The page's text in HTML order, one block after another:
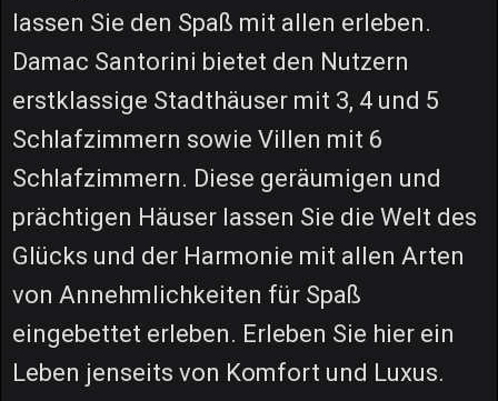
lassen Sie den Spaß mit allen erleben.
Damac Santorini bietet den Nutzern
erstklassige Stadthäuser mit 3, 4 und 5
Schlafzimmern sowie Villen mit 6
Schlafzimmern. Diese geräumigen und
prächtigen Häuser lassen Sie die Welt des
Glücks und der Harmonie mit allen Arten
von Annehmlichkeiten für Spaß
eingebettet erleben. Erleben Sie hier ein
Leben jenseits von Komfort und Luxus.